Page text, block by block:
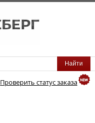
Проверить статус заказа